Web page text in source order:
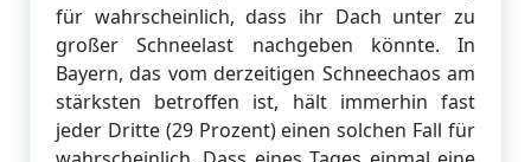
für wahrscheinlich, dass ihr Dach unter zu
großer Schneelast nachgeben könnte. In
Bayern, das vom derzeitigen Schneechaos am
stärksten betroffen ist, hält immerhin fast
jeder Dritte (29 Prozent) einen solchen Fall für